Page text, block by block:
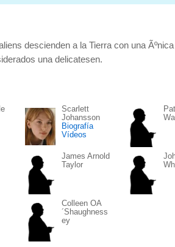
descienden a la Tierra con una
una delicatesen.
Scarlett
Johansson
Biografía
Vídeos
James Arnold
Taylor
Colleen OÂ
´Shaughness
ey